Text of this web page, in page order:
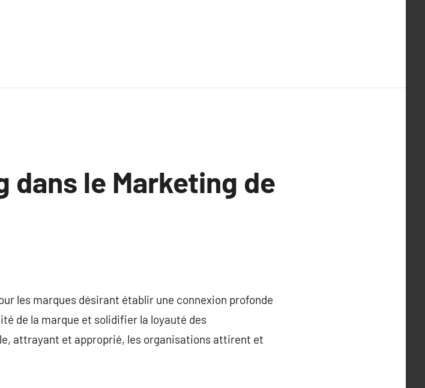
dans le Marketing de
les marques désirant établir une connexion profonde
de la marque et solidifier la loyauté des
attrayant et approprié, les organisations attirent et